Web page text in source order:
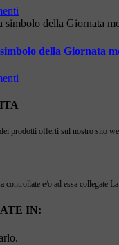
della Giornata
prodotti offerti sul nostro sito
controllate e/o ad essa collegate
IN: